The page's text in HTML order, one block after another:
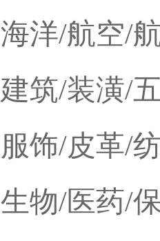
海洋/航空/
建筑/装潢/
服饰/皮革/
生物/医药/